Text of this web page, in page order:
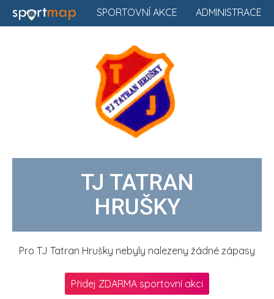
ADMINISTRACE
SPORTOVNÍ AKCE
TJ TATRAN
HRUŠKY
Pro TJ Tatran Hrušky nebyly nalezeny žádné zápasy
Přidej ZDARMA sportovní akci